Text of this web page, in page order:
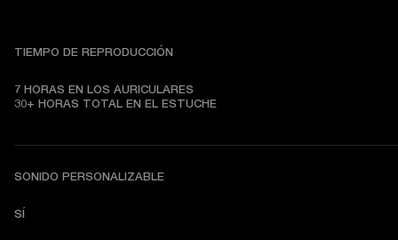
TIEMPO DE REPRODUCCIÓN
7 HORAS EN LOS AURICULARES
30+ HORAS TOTAL EN EL ESTUCHE
SONIDO PERSONALIZABLE
SÍ